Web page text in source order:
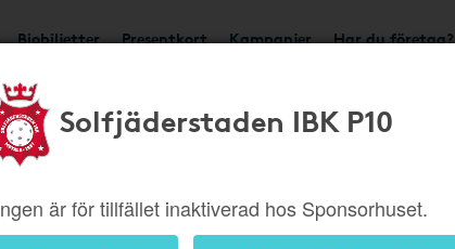
Biobiljetter Presentkort Kampanjer Har du företag?
Solfjäderstaden IBK P10
är för tillfället inaktiverad hos Sponsorhuset.